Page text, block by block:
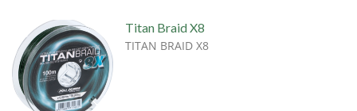
Titan Braid X8
TITAN BRAID X8